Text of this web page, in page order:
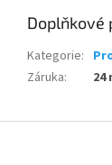
Doplňkové
Kategorie:
Záruka: 24